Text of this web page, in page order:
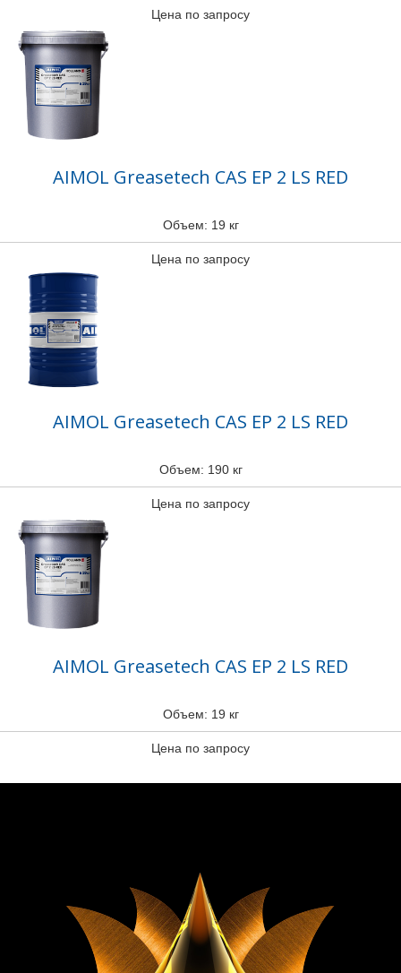
Цена по запросу
AIMOL Greasetech CAS EP 2 LS RED
Объем: 19 кг
Цена по запросу
AIMOL Greasetech CAS EP 2 LS RED
Объем: 190 кг
Цена по запросу
AIMOL Greasetech CAS EP 2 LS RED
Объем: 19 кг
Цена по запросу